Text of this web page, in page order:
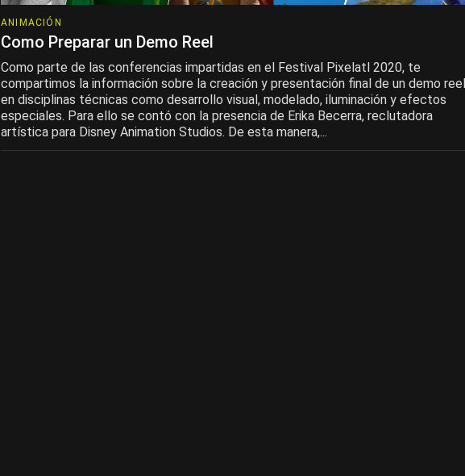
ANIMACIÓN
Como Preparar un Demo Reel
Como parte de las conferencias impartidas en el Festival Pixelatl 2020, te
compartimos la información sobre la creación y presentación final de un demo reel
en disciplinas técnicas como desarrollo visual, modelado, iluminación y efectos
especiales. Para ello se contó con la presencia de Erika Becerra, reclutadora
artística para Disney Animation Studios. De esta manera,...